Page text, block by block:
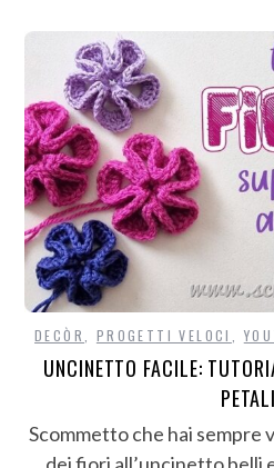
DECÒR PROGETTI VELOCI
UNCINETTO FACILE:
PETALI
Scommetto che hai sempre
dei fiori all’uncinetto belli